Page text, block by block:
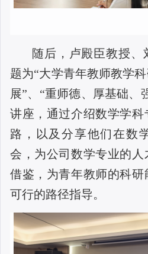
随后，卢殿臣教授、
题为“大学青年教师教学
展”、“重师德、厚基础、
讲座，通过介绍数学学
路，以及分享他们在数
会，为公司数学专业的
借鉴，为青年教师的科
可行的路径指导。